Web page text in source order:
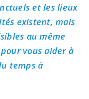
et les lieux
existent, mais
au même
vous aider à
temps à